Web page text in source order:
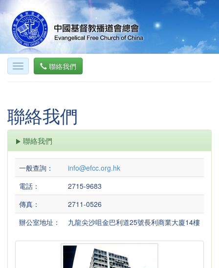
聯絡我們
聯絡我們
聯絡我們
一般查詢：
info@efcc.org.hk
電話：
2715-9683
傳真：
2711-0526
辦公室地址：
九龍尖沙咀金巴利道25號長利商業大廈14樓